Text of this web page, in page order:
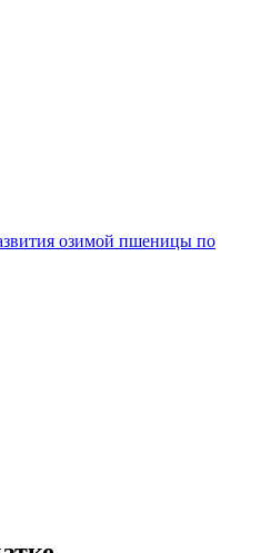
озимой пшеницы по